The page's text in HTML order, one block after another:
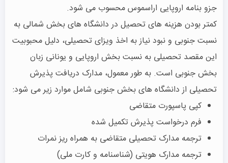
جزو بنامه اروپایی اراسموس محسوب می شود.
کمتر بودن هزینه های تحصیل در دانشگاه های بخش شمالی به
نسبت جنوبی و نبود نیاز به اخذ ویزای تحصیلی، دلیل محبوبیت
این مقصد تحصیلی به نسبت بخش اروپایی و یونانی زبان
بخش جنوبی است. به طور معمول، مدارک دریافت پذیرش
تحصیلی از دانشگاه های بخش جنوبی شامل موارد زیر می شود:
کپی پاسپورت متقاضی
فرم درخواست پذیرش تکمیل شده
ترجمه مدارک تحصیلی متقاضی به همراه ریز نمرات
ترجمه مدارک هویتی (شناسنامه و کارت ملی)